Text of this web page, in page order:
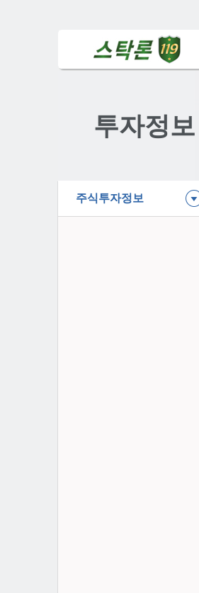
투자정보
주식투자정보